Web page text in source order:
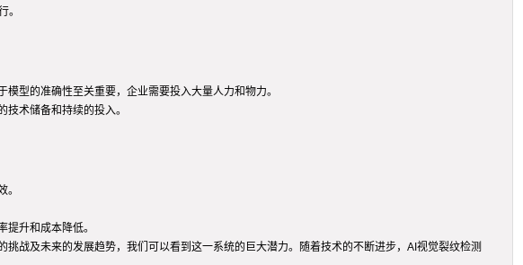
。
型的准确性至关重要，企业需要投入大量人力和物力。
术储备和持续的投入。
。
升和成本降低。
战及未来的发展趋势，我们可以看到这一系统的巨大潜力。随着技术的不断进步，AI视觉裂纹检测